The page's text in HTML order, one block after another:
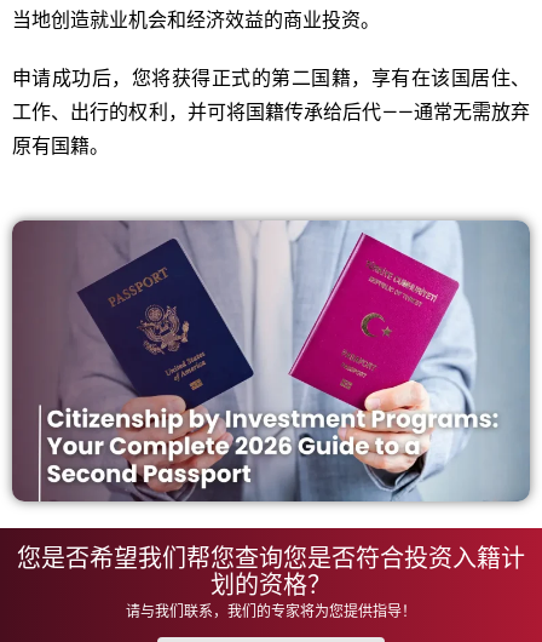
当地创造就业机会和经济效益的商业投资。
申请成功后，您将获得正式的第二国籍，享有在该国居住、
工作、出行的权利，并可将国籍传承给后代——通常无需放弃
原有国籍。
您是否希望我们帮您查询您是否符合投资入籍计
划的资格？
请与我们联系，我们的专家将为您提供指导！